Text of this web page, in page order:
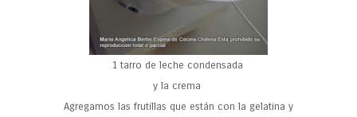
1 tarro de leche condensada
y la crema
Agregamos las frutillas que están con la gelatina y